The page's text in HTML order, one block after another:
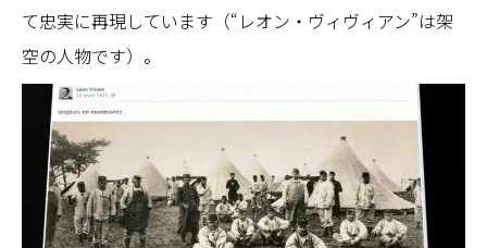
て忠実に再現しています（“レオン・ヴィヴィアン”は架
空の人物です）。